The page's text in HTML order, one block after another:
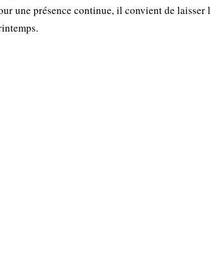
une présence continue, il convient de laisser